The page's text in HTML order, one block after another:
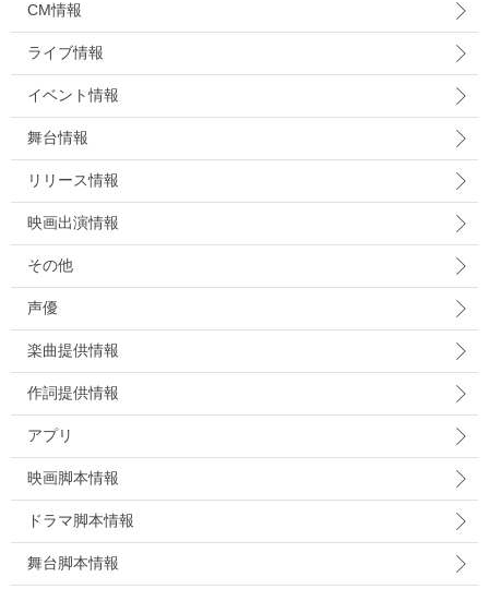
CM情報
ライブ情報
イベント情報
舞台情報
リリース情報
映画出演情報
その他
声優
楽曲提供情報
作詞提供情報
アプリ
映画脚本情報
ドラマ脚本情報
舞台脚本情報